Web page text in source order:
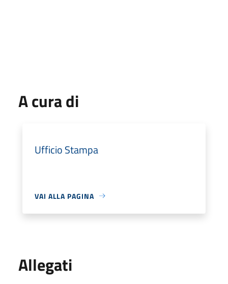
A cura di
Ufficio Stampa
VAI ALLA PAGINA
Allegati